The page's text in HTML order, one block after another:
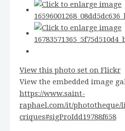
View this photo set on Flickr
View the embedded image
https://www.saint-
raphael.com/it/
criques#sigProIdd19788f658